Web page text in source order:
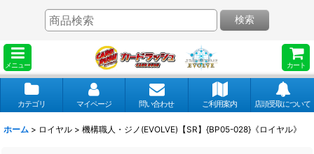
メニュー カート
検索
カテゴリ マイページ 問い合わせ ご利用案内 店頭受取について
ホーム > ロイヤル > 機構職人・ジノ(EVOLVE)【SR】{BP05-028}《ロイヤル》